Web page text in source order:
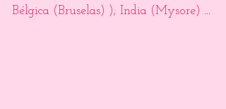
Bélgica (Bruselas) ); India (Mysore) ...